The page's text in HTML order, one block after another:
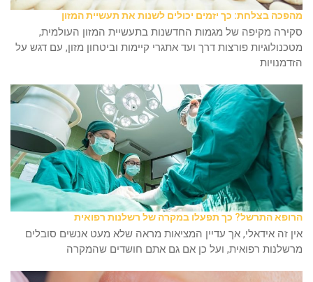
מהפכה בצלחת: כך יזמים יכולים לשנות את תעשיית המזון
סקירה מקיפה של מגמות החדשנות בתעשיית המזון העולמית,
מטכנולוגיות פורצות דרך ועד אתגרי קיימות וביטחון מזון, עם דגש על
הזדמנויות
הרופא התרשל? כך תפעלו במקרה של רשלנות רפואית
אין זה אידאלי, אך עדיין המציאות מראה שלא מעט אנשים סובלים
מרשלנות רפואית, ועל כן אם גם אתם חושדים שהמקרה